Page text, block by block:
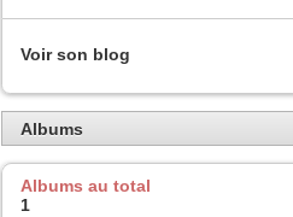
Voir son blog
Albums
Albums au total
1